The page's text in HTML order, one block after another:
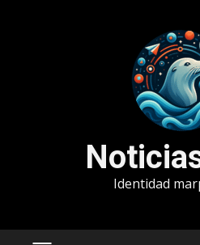
Identidad